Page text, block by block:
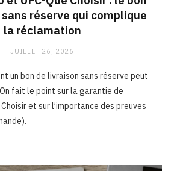
réserve qui complique
la réclamation
JUILLET 26, 2026
un bon de livraison sans réserve peut
fait le point sur la garantie de
et sur l’importance des preuves